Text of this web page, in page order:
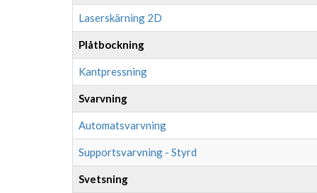
Laserskärning 2D
Plåtbockning
Kantpressning
Svarvning
Automatsvarvning
Supportsvarvning - Styrd
Svetsning